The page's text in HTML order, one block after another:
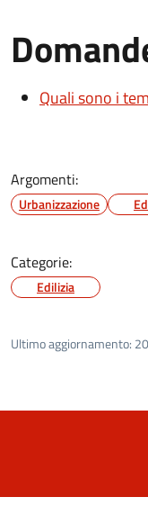
Quali sono i
Argomenti:
Urbanizzazione
Categorie:
Edilizia
Ultimo aggiornamento: